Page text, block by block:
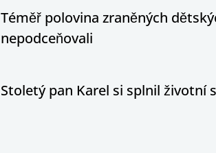
Téměř polovina zraněných
nepodceňovali
Stoletý pan Karel si splnil životní